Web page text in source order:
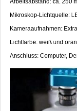
Arbeitsabstand: ca. 250
Mikroskop-Lichtquelle:
Kameraaufnahmen:
Lichtfarbe: weiß und
Anschluss: Computer,